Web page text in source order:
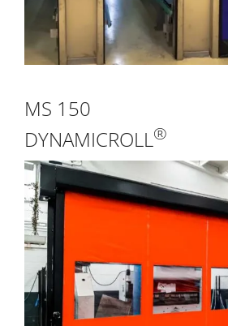
MS 150
DYNAMICROLL®